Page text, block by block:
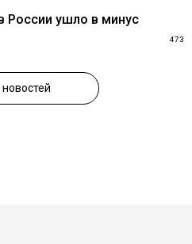
России ушло в минус
473